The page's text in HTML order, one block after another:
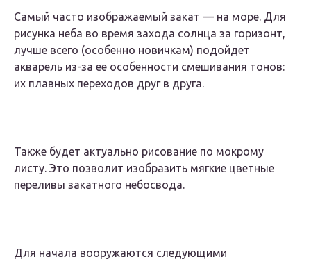
Самый часто изображаемый закат — на море. Для
рисунка неба во время захода солнца за горизонт,
лучше всего (особенно новичкам) подойдет
акварель из-за ее особенности смешивания тонов:
их плавных переходов друг в друга.
Также будет актуально рисование по мокрому
листу. Это позволит изобразить мягкие цветные
переливы закатного небосвода.
Для начала вооружаются следующими